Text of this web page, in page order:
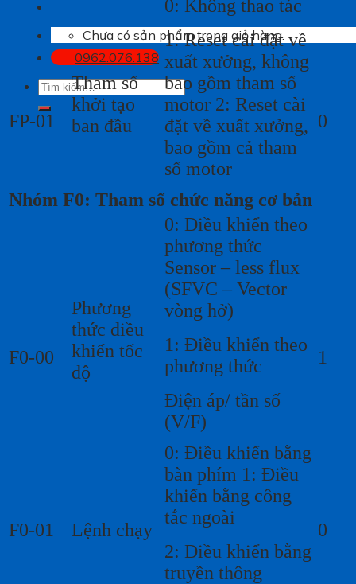
Chưa có sản phẩm trong giỏ hàng.
0962.076.138
Tìm
FP-01
Tham số
khởi tạo
ban đầu
0: Không thao tác
1: Reset cài đặt về
xuất xưởng, không
bao gồm tham số
motor 2: Reset cài
đặt về xuất xưởng,
bao gồm cả tham
số motor
0
Nhóm F0: Tham số chức năng cơ bản
F0-00
Phương
thức điều
khiển tốc
độ
0: Điều khiển theo
phương thức
Sensor – less flux
(SFVC – Vector
vòng hở)
1: Điều khiển theo
phương thức
Điện áp/ tần số
(V/F)
1
F0-01 Lệnh chạy
0: Điều khiển bằng
bàn phím 1: Điều
khiển bằng công
tắc ngoài
2: Điều khiển bằng
truyền thông
0